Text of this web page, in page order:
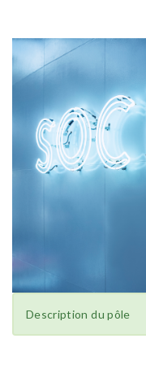
Description du pôle